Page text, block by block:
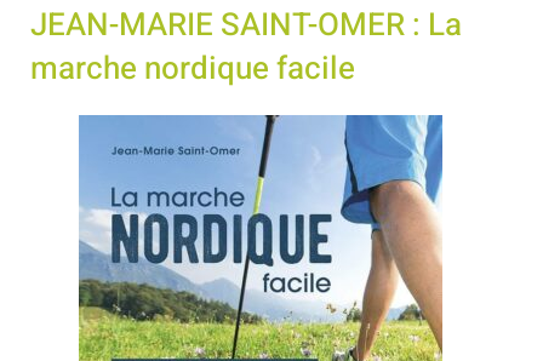
JEAN-MARIE SAINT-OMER : La
marche nordique facile